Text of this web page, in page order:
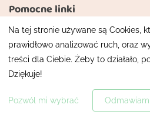
Pomocne linki
Moje konto
Wszelkie prawa zastrzeżone
Mapa strony
Projekt i wykonanie XIRshop.pl
Na tej stronie używane są Cookies,
prawidłowo analizować ruch, oraz
treści dla Ciebie. Żeby to działało,
Dziękuje!
Pozwól mi wybrać Odmawiam